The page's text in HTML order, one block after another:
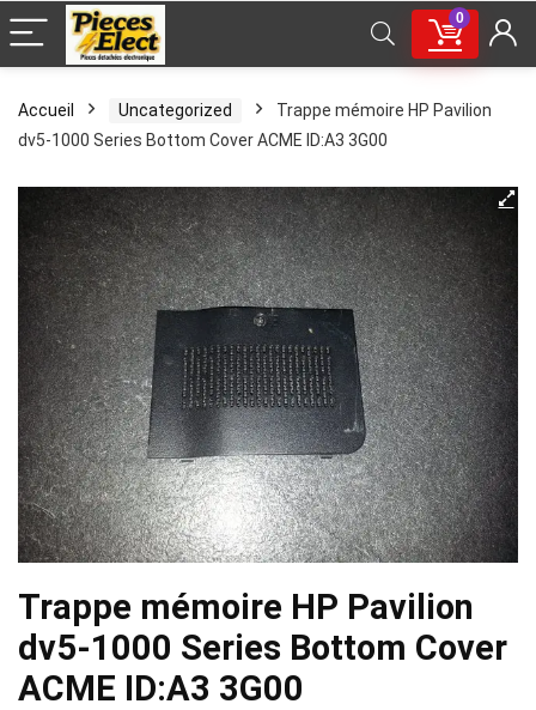
0
Accueil Uncategorized
Trappe mémoire HP Pavilion
dv5-1000 Series Bottom Cover ACME ID:A3 3G00
Trappe mémoire HP Pavilion
dv5-1000 Series Bottom Cover
ACME ID:A3 3G00